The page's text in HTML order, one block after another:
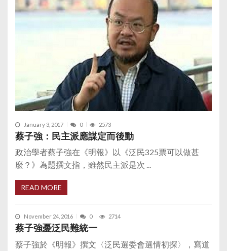
January 3, 2017 0 2573
蔡子強：民主派應謀定而後動
政治學者蔡子強在《明報》以《泛民325票可以做甚
麼？》為題撰文指，雖然民主派是次 ...
READ MORE
November 24, 2016 0 2714
蔡子強憂泛民難統一
蔡子強於《明報》撰文〈泛民選委會選情初探〉，寫道